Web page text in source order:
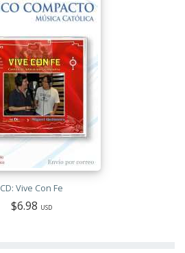
CD: Vive Con Fe
$6.98 USD